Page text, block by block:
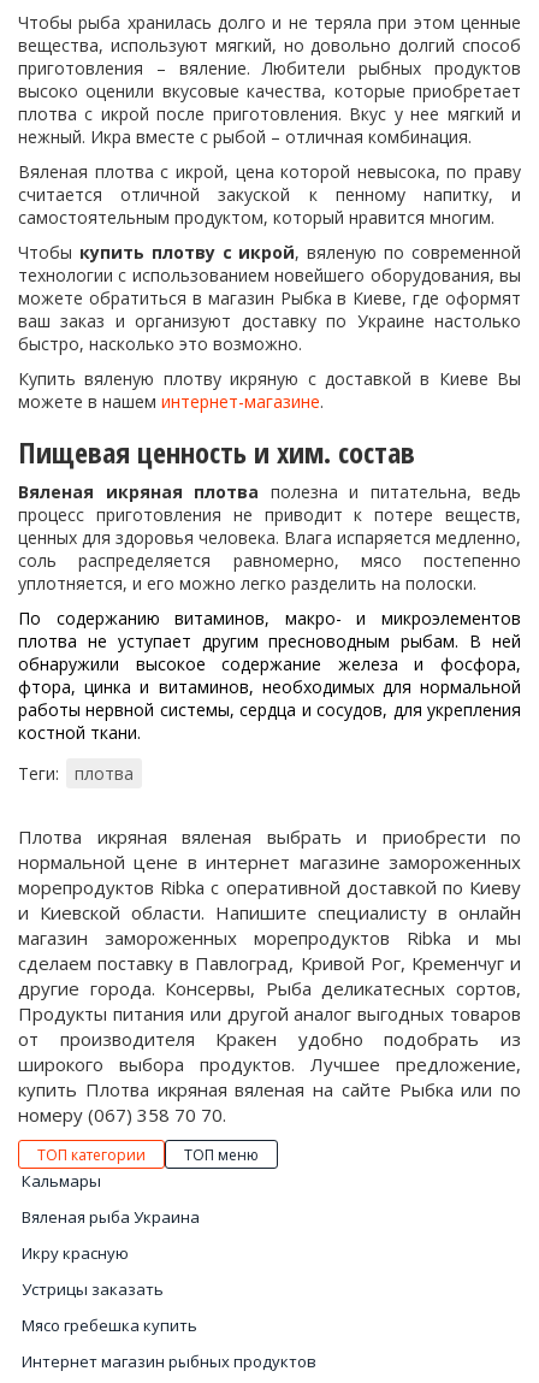
Чтобы рыба хранилась долго и не теряла при этом ценные
вещества, используют мягкий, но довольно долгий способ
приготовления – вяление. Любители рыбных продуктов
высоко оценили вкусовые качества, которые приобретает
плотва с икрой после приготовления. Вкус у нее мягкий и
нежный. Икра вместе с рыбой – отличная комбинация.
Вяленая плотва с икрой, цена которой невысока, по праву
считается отличной закуской к пенному напитку, и
самостоятельным продуктом, который нравится многим.
Чтобы купить плотву с икрой, вяленую по современной
технологии с использованием новейшего оборудования, вы
можете обратиться в магазин Рыбка в Киеве, где оформят
ваш заказ и организуют доставку по Украине настолько
быстро, насколько это возможно.
Купить вяленую плотву икряную с доставкой в Киеве Вы
можете в нашем интернет-магазине.
Пищевая ценность и хим. состав
Вяленая икряная плотва полезна и питательна, ведь
процесс приготовления не приводит к потере веществ,
ценных для здоровья человека. Влага испаряется медленно,
соль распределяется равномерно, мясо постепенно
уплотняется, и его можно легко разделить на полоски.
По содержанию витаминов, макро- и микроэлементов
плотва не уступает другим пресноводным рыбам. В ней
обнаружили высокое содержание железа и фосфора,
фтора, цинка и витаминов, необходимых для нормальной
работы нервной системы, сердца и сосудов, для укрепления
костной ткани.
Теги:
плотва
Плотва икряная вяленая выбрать и приобрести по
нормальной цене в интернет магазине замороженных
морепродуктов Ribka с оперативной доставкой по Киеву
и Киевской области. Напишите специалисту в онлайн
магазин замороженных морепродуктов Ribka и мы
сделаем поставку в Павлоград, Кривой Рог, Кременчуг и
другие города. Консервы, Рыба деликатесных сортов,
Продукты питания или другой аналог выгодных товаров
от производителя Кракен удобно подобрать из
широкого выбора продуктов. Лучшее предложение,
купить Плотва икряная вяленая на сайте Рыбка или по
номеру (067) 358 70 70.
ТОП категории ТОП меню
Кальмары
Вяленая рыба Украина
Икру красную
Устрицы заказать
Мясо гребешка купить
Интернет магазин рыбных продуктов